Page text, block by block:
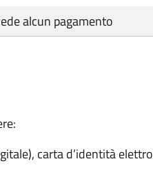
alcun pagamento
carta d’identità